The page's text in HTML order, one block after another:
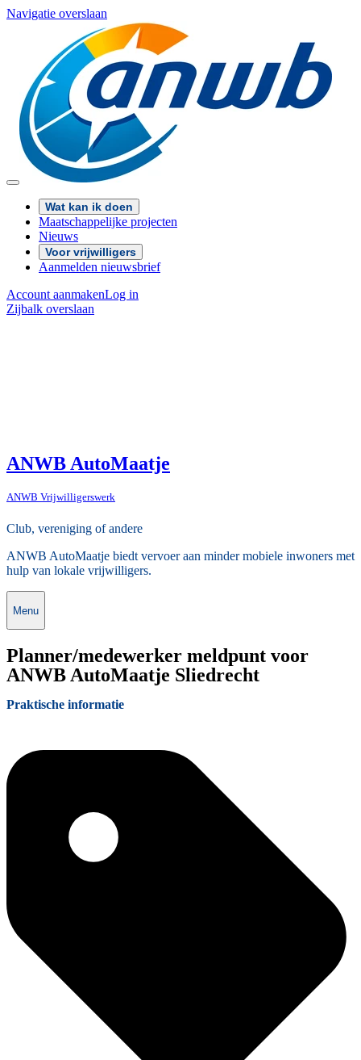
Navigatie overslaan
Wat kan ik doen
Maatschappelijke projecten
Nieuws
Voor vrijwilligers
Aanmelden nieuwsbrief
Account aanmakenLog in
Zijbalk overslaan
ANWB AutoMaatje
ANWB Vrijwilligerswerk
Club, vereniging of andere
ANWB AutoMaatje biedt vervoer aan minder mobiele inwoners met
hulp van lokale vrijwilligers.
Menu
Planner/medewerker meldpunt voor
ANWB AutoMaatje Sliedrecht
Praktische informatie